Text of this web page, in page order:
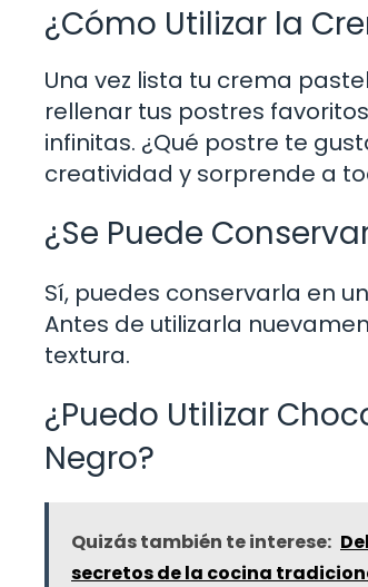
¿Cómo Utilizar la
Una vez lista tu crema
rellenar tus postres
infinitas. ¿Qué postre te
creatividad y sorprende a
¿Se Puede
Sí, puedes conservarla en
Antes de utilizarla
textura.
¿Puedo Utilizar
Negro?
Quizás también te interese:
secretos de la cocina